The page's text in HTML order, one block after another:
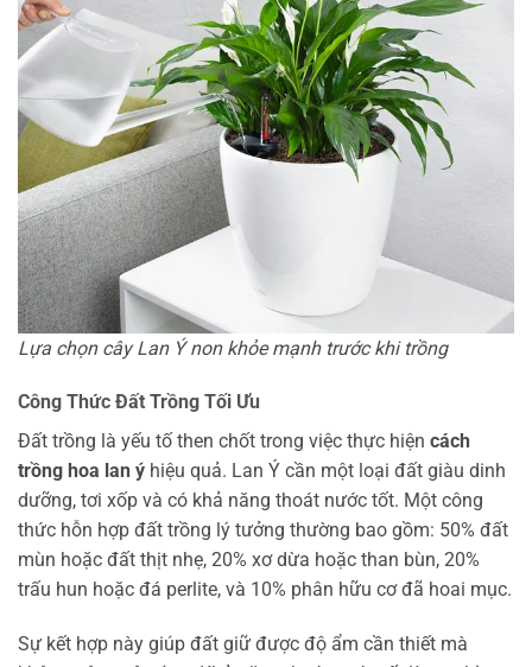
Lựa chọn cây Lan Ý non khỏe mạnh trước khi trồng
Công Thức Đất Trồng Tối Ưu
Đất trồng là yếu tố then chốt trong việc thực hiện cách
trồng hoa lan ý hiệu quả. Lan Ý cần một loại đất giàu dinh
dưỡng, tơi xốp và có khả năng thoát nước tốt. Một công
thức hỗn hợp đất trồng lý tưởng thường bao gồm: 50% đất
mùn hoặc đất thịt nhẹ, 20% xơ dừa hoặc than bùn, 20%
trấu hun hoặc đá perlite, và 10% phân hữu cơ đã hoai mục.
Sự kết hợp này giúp đất giữ được độ ẩm cần thiết mà